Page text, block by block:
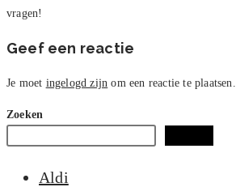
te
Geef een reactie
Je moet ingelogd zijn om een reactie te plaatsen.
Zoeken
Aldi